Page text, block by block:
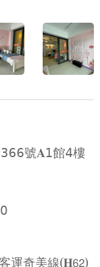
𝟥𝟨𝟨號𝐀𝟣館𝟦樓
運奇美線(𝐇𝟨𝟤)